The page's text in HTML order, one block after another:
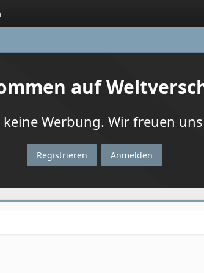
auf
Werbung. Wir freuen
Registrieren Anmelden